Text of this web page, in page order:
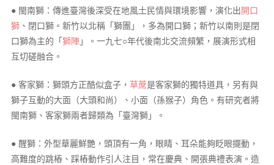
● 閩南獅：傳進臺灣後深受在地風土民情與環境影響，演化出開口
獅、閉口獅。新竹以北稱「獅團」，多為開口獅；新竹以南則是閉
口獅為主的「獅陣」。一九七○年代後南北交流頻繁，展演形式相
互切磋融合。
● 客家獅：獅頭方正酷似盒子， 草蓆是客家獅的獨特道具，另有與
獅子互動的大面（大頭和尚）、小面（孫猴子）角色。有研究者將
閩南獅、客家獅兩者歸類為「臺灣獅」。
● 醒獅：外型華麗鮮艷，頭頂有一角，眼睛、耳朵能夠眨眼擺動，
高難度的跳樁、踩樁動作引人注目，常在慶典、開張典禮表演。造